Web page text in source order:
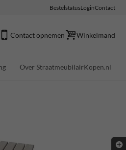
BestelstatusLoginContact
Contact opnemen Winkelmand
Over StraatmeubilairKopen.nl